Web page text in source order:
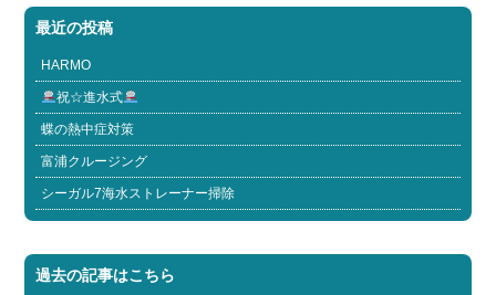
最近の投稿
HARMO
祝☆進水式
蝶の熱中症対策
富浦クルージング
シーガル7海水ストレーナー掃除
過去の記事はこちら